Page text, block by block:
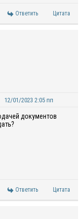
Ответить Цитата
12/01/2023 2:05 пп
документов
Ответить Цитата